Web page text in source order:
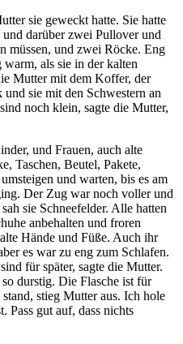
sie geweckt hatte. Sie hatte
darüber zwei Pullover und
müssen, und zwei Röcke. Eng
als sie in der kalten
Mutter mit dem Koffer, der
sie mit den Schwestern an
noch klein, sagte die Mutter,
und Frauen, auch alte
Taschen, Beutel, Pakete,
und warten, bis es am
Der Zug war noch voller und
sie Schneefelder. Alle hatten
anbehalten und froren
Hände und Füße. Auch ihr
es war zu eng zum Schlafen.
für später, sagte die Mutter.
durstig. Die Flasche ist für
stieg Mutter aus. Ich hole
Pass gut auf, dass nichts